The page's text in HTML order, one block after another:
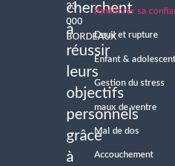
cherchent
à
réussir
leurs
objectifs
personnels
grâce
à
33
000
BORDEAUX
Améliorer sa
Deuil et rupture
Enfant &
Gestion du stress
maux de ventre
Mal de dos
Accouchement